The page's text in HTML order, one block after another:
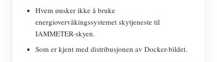
Hvem ønsker ikke å bruke
energiovervåkingssystemet skytjeneste til
IAMMETER-skyen.
Som er kjent med distribusjonen av Docker-bildet.